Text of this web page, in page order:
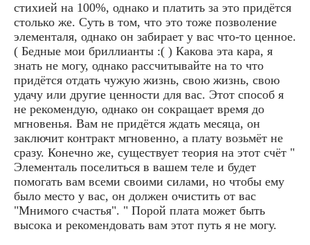
стихией на 100%, однако и платить за это придётся
столько же. Суть в том, что это тоже позволение
элементаля, однако он забирает у вас что-то ценное.
( Бедные мои бриллианты :( ) Какова эта кара, я
знать не могу, однако рассчитывайте на то что
придётся отдать чужую жизнь, свою жизнь, свою
удачу или другие ценности для вас. Этот способ я
не рекомендую, однако он сокращает время до
мгновенья. Вам не придётся ждать месяца, он
заключит контракт мгновенно, а плату возьмёт не
сразу. Конечно же, существует теория на этот счёт "
Элементаль поселиться в вашем теле и будет
помогать вам всеми своими силами, но чтобы ему
было место у вас, он должен очистить от вас
"Мнимого счастья". " Порой плата может быть
высока и рекомендовать вам этот путь я не могу.